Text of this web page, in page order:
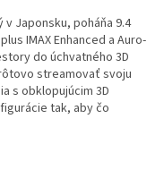
v Japonsku, poháňa 9.4
IMAX Enhanced a Auro-
do úchvatného 3D
streamovať svoju
s obklopujúcim 3D
tak, aby čo